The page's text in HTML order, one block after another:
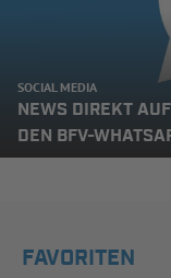
SOCIAL MEDIA
NEWS DIREKT
DEN BFV-
FAVORITEN